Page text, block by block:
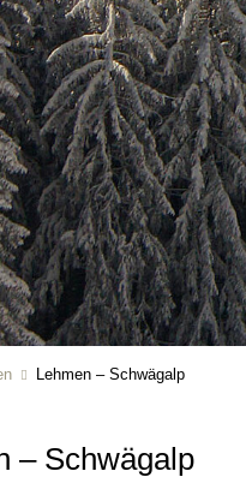
Lehmen – Schwägalp
– Schwägalp